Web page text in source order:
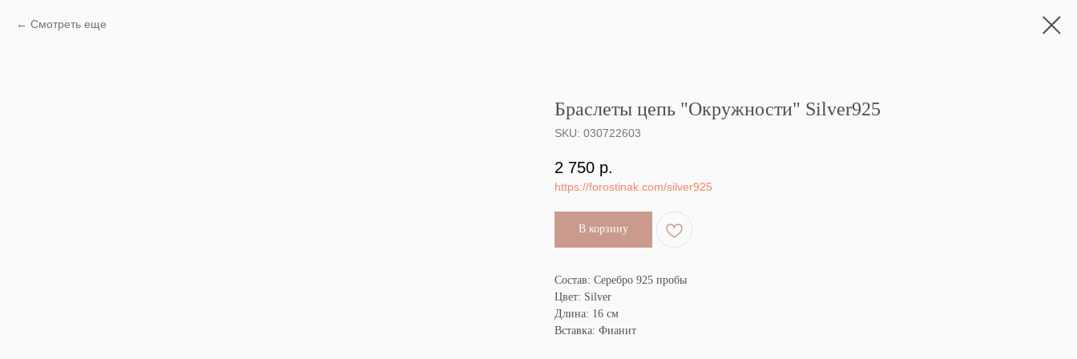
Смотреть еще
Браслеты цепь "Окружности" Silver925
SKU: 030722603
2 750 р.
https://forostinak.com/silver925
В корзину
Состав: Серебро 925 пробы
Цвет: Silver
Длина: 16 см
Вставка: Фианит